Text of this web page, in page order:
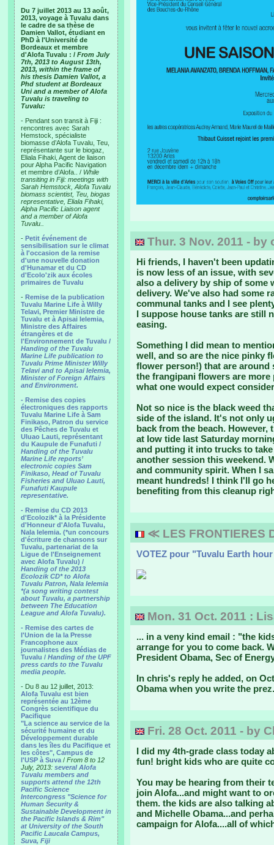
Du 7 juillet 2013 au 13 août,
2013, voyage à Tuvalu dans
le cadre de sa thèse de
Damien Vallot, étudiant en
PhD à l'Université de
Bordeaux et membre
d'Alofa Tuvalu : / From July
7th, 2013 to August 13th,
2013, within the frame of
his thesis Damien Vallot, a
Phd student at Bordeaux
Uni and a member of Alofa
Tuvalu is traveling to
Tuvalu:
- Pendant son transit à Fiji :
rencontres avec Sarah
Hemstock, spécialiste
biomasse d’Alofa Tuvalu, Teu,
représentante sur le biogaz,
Eliala Fihaki, Agent de liaison
pour Alpha Pacific Navigation
et membre d’Alofa.. / While
transiting in Fiji: meetings with
Sarah Hemstock, Alofa Tuvalu
biomass scientist, Teu, biogas
representative, Eliala Fihaki,
Alpha Pacific Liaison agent
and a member of Alofa
Tuvalu..
- Petit événement de
sensibilisation sur le climat
à l'occasion de la remise
d'une nouvelle donation
d'Hunamar et du CD
d'Ecolo'zik aux écoles
primaires de Tuvalu
- Remise de la publication
Tuvalu Marine Life à Willy
Telavi, Premier Ministre de
Tuvalu et à Apisai Ielemia,
Ministre des Affaires
étrangères et de
l'Environnement de Tuvalu /
Handing of the Tuvalu
Marine Life publication to
Tuvalu Prime Minister Willy
Telavi and to Apisai Ielemia,
Minister of Foreign Affairs
and Environment.
- Remise des copies
électroniques des rapports
Tuvalu Marine Life à Sam
Finikaso, Patron du service
des Pêches de Tuvalu et
Uluao Lauti, représentant
du Kaupule de Funafuti /
Handing of the Tuvalu
Marine Life reports’
electronic copies Sam
Finikaso, Head of Tuvalu
Fisheries and Uluao Lauti,
Funafuti Kaupule
representative.
- Remise du CD 2013
d'Ecolozik* à la Présidente
d'Honneur d'Alofa Tuvalu,
Nala Ielemia. (*un concours
d'écriture de chansons sur
Tuvalu, partenariat de la
Ligue de l'Enseignement
avec Alofa Tuvalu) /
Handing of the 2013
Ecolozik CD* to Alofa
Tuvalu Patron, Nala Ielemia
*(a song writing contest
about Tuvalu, a partnership
between The Education
League and Alofa Tuvalu).
- Remise des cartes de
l'Union de la la Presse
Francophone aux
journalistes des Médias de
Tuvalu / Handing of the UPF
press cards to the Tuvalu
media people.
- Du 8 au 12 juillet, 2013:
Alofa Tuvalu est bien
représentée au 12ème
Congrès scientifique du
Pacifique
"La science au service de la
sécurité humaine et du
Développement durable
dans les îles du Pacifique et
les côtes", Campus de
l'USP à Suva / From 8 to 12
July, 2013: several Alofa
Tuvalu members and
supports attend the 12th
Pacific Science
Intercongress "Science for
Human Security &
Sustainable Development in
the Pacific Islands & Rim"
at University of the South
Pacific Laucala Campus,
Suva, Fiji
Thur. 3 Nov. 2011 -
Hi friends, I haven't been
is now less of an issue, with
also a delivery by ship of some
delivery. We've also had some
communal tanks and I see
I suppose house tanks are still
easing.
Something I did mean to
well, and so are the nice pinky
flower person!) that are around
the frangipani flowers are
what one would expect
Not so nice is the black weed
side of the island. It's not only
back from the beach. However,
at low tide last Saturday
and putting it into trucks to
another session this weekend.
and community spirit. When I
meant hundreds! I think I'll go
benefiting from this cleanup
≪ LES FRONTIERES
VOTEZ pour "Tuvalu Earth
Mon. 31 Oct. 2011 :
... in a veny kind email : "the
arrange for you to come back.
President Obama, Sec of
In chris's reply he added, on
Obama when you write the
Fri. 28 Oct. 2011 - by
I did my 4th-grade class today
fun! bright kids who are quite
You may be hearing from their
join Alofa...and might want to
them. the kids are also talking
and Michelle Obama...and
campaign for Alofa....all of